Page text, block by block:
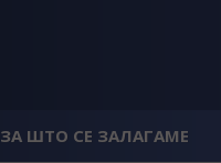
ЗА ШТО СЕ ЗАЛАГАМЕ